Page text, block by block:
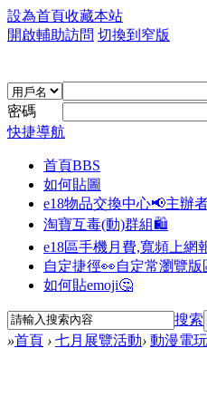
設為首頁收藏本站
開啟輔助訪問 切換到窄版
密碼
快捷導航
首頁BBS
如何貼圖
e18物品交換中心📢主辦
淘寶互毒(動)群組🛍️
e18區手機月費,寬頻上網
自定捷徑👀自定常瀏覽版
如何貼emoji🤔
搜索
»首頁 › 七月展覽活動› 動漫電